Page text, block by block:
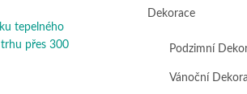
tepelného
přes 300
Dekorace
Podzimní
Vánoční